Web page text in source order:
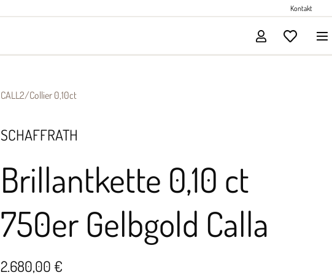
Kontakt
CALL2/Collier 0,10ct
SCHAFFRATH
Brillantkette 0,10 ct
750er Gelbgold Calla
2.680,00 €